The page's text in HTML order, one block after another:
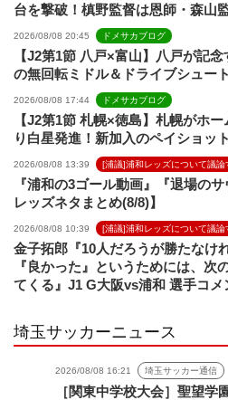
台を撃破！槙野監督は恩師・森山
2026/08/08 20:45 ドメサカブログ
【J2第1節 八戸×富山】八戸が記
の無回転ミドル＆ドライブシュー
2026/08/08 17:44 ドメサカブログ
【J2第1節 札幌×徳島】札幌がホ
り白星発進！新加入のペイショッ
2026/08/08 13:39 [浦議]浦和レッズについて議論
『浦和の3ゴール動画』『退場の
レッズネタまとめ(8/8)】
2026/08/08 10:39 [浦議]浦和レッズについて議論
金子拓郎『10人だろうが勝たなけ
『良かった』というためには、次
てくる』J1 G大阪vs浦和 選手コメ
埼玉サッカーニュース
2026/08/08 16:21 埼玉サッカー通信
［関東中学校大会］聖望学